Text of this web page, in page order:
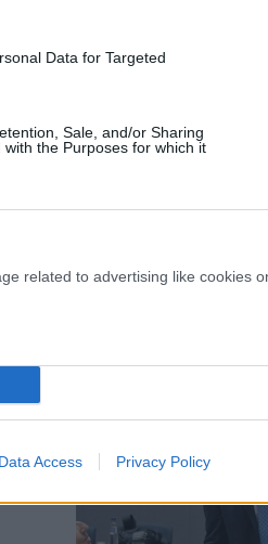
Data for Targeted
Sale, and/or Sharing
the Purposes for which it
related to advertising like cookies
Data Access Privacy Policy
Flash.gr